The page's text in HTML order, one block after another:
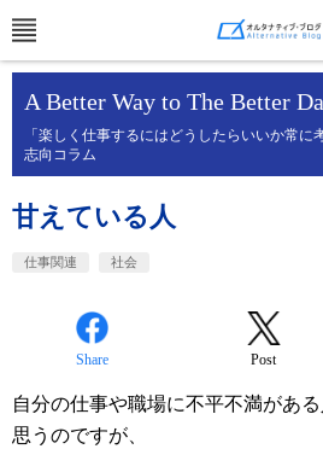
A Better Way to The Better
「楽しく仕事するにはどうしたらいいか常
志向コラム
甘えている人
仕事関連 社会
Share Post
自分の仕事や職場に不平不満があ
思うのですが、